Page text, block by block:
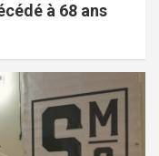
à 68 ans